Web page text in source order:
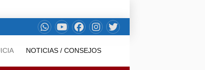
NOTICIAS / CONSEJOS